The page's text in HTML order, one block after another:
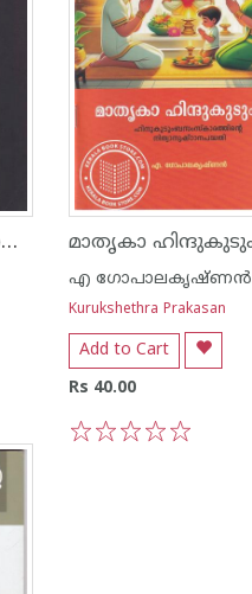
മരണമെന്ന വാതിലിനപ്പുറം
എ ഗോപാലകൃഷ്ണ‌ന്‍
Kurukshethra Prakasan
Add to Cart
Rs 40.00